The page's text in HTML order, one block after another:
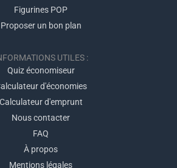
Figurines POP
Proposer un bon plan
UTILES :
Quiz économiseur
d'économies
Calculateur d'emprunt
Nous contacter
FAQ
À propos
Mentions légales